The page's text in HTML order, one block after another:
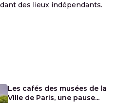
des lieux indépendants.
Les cafés des musées de la
Ville de Paris, une pause...